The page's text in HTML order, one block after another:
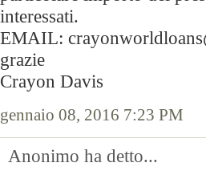
interessati.
EMAIL:
grazie
Crayon Davis
gennaio 08, 2016 7:23 PM
Anonimo ha detto...